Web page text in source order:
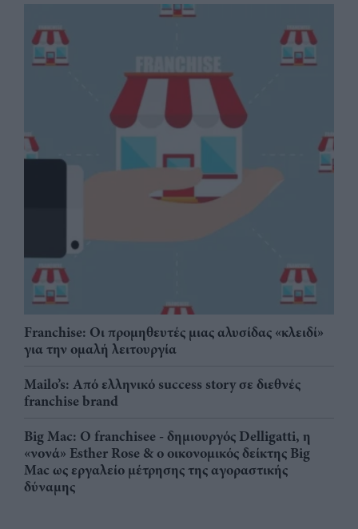
Franchise: Οι προμηθευτές μιας αλυσίδας «κλειδί»
για την ομαλή λειτουργία
Mailo’s: Από ελληνικό success story σε διεθνές
franchise brand
Big Mac: Ο franchisee - δημιουργός Delligatti, η
«νονά» Esther Rose & ο οικονομικός δείκτης Big
Mac ως εργαλείο μέτρησης της αγοραστικής
δύναμης